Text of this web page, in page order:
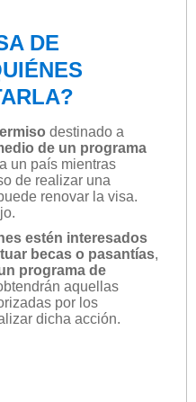
DE
destinado a
de un programa
un país mientras
de realizar una
renovar la visa.
estén interesados
becas o pasantías,
programa de
aquellas
por los
dicha acción.